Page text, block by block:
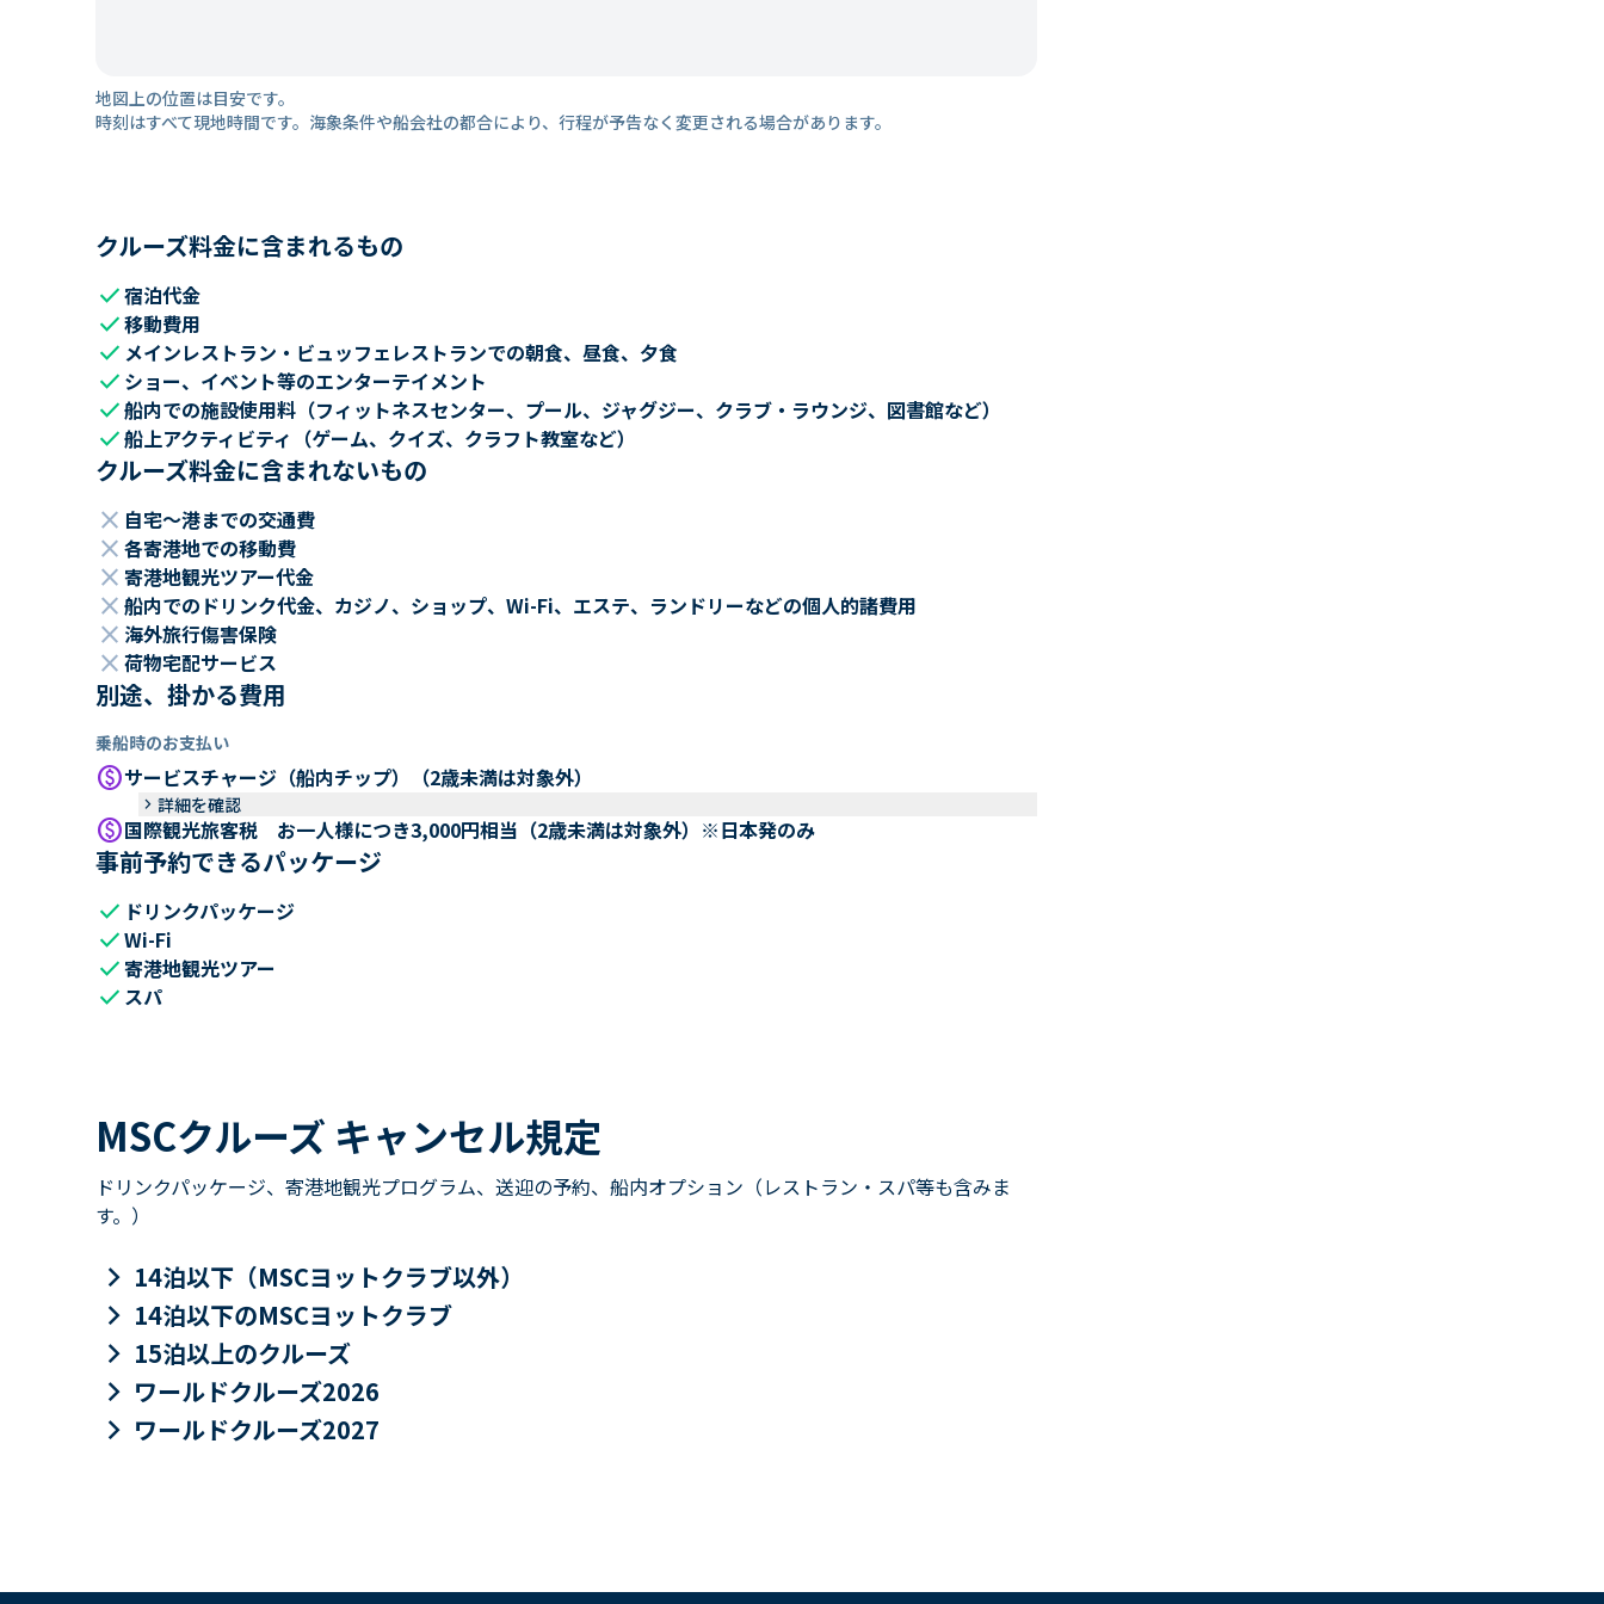
地図上の位置は目安です。
時刻はすべて現地時間です。海象条件や船会社の都合により、行程が予告なく変更される場合があります。
クルーズ料金に含まれるもの
check宿泊代金
check移動費用
check メインレストラン・ビュッフェレストランでの朝食、昼食、夕食
check ショー、イベント等のエンターテイメント
check船内での施設使用料（フィットネスセンター、プール、ジャグジー、クラブ・ラウンジ、図書館など）
check船上アクティビティ（ゲーム、クイズ、クラフト教室など）
クルーズ料金に含まれないもの
close 自宅～港までの交通費
close 各寄港地での移動費
close 寄港地観光ツアー代金
close 船内でのドリンク代金、カジノ、ショップ、Wi-Fi、エステ、ランドリーなどの個人的諸費用
close 海外旅行傷害保険
close 荷物宅配サービス
別途、掛かる費用
乗船時のお支払い
paidサービスチャージ（船内チップ）（2歳未満は対象外）
keyboard_arrow_right 詳細を確認
paid国際観光旅客税 お一人様につき3,000円相当（2歳未満は対象外）※日本発のみ
事前予約できるパッケージ
check ドリンクパッケージ
checkWi-Fi
check寄港地観光ツアー
check スパ
MSCクルーズ キャンセル規定
ドリンクパッケージ、寄港地観光プログラム、送迎の予約、船内オプション（レストラン・スパ等も含みま
す。）
keyboard_arrow_right 14泊以下（MSCヨットクラブ以外）
keyboard_arrow_right 14泊以下のMSCヨットクラブ
keyboard_arrow_right 15泊以上のクルーズ
keyboard_arrow_right ワールドクルーズ2026
keyboard_arrow_right ワールドクルーズ2027